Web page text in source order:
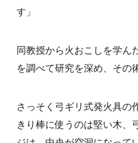
す」
同教授から火おこしを学ん
を調べて研究を深め、その
さっそく弓ギリ式発火具の
きり棒に使うのは堅い木、